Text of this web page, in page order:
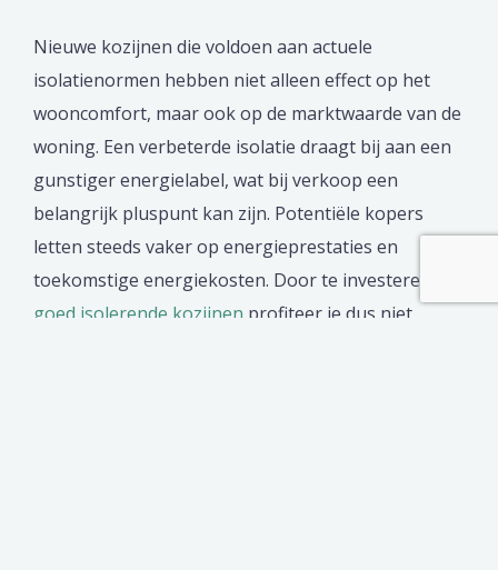
Nieuwe kozijnen die voldoen aan actuele
isolatienormen hebben niet alleen effect op het
wooncomfort, maar ook op de marktwaarde van de
woning. Een verbeterde isolatie draagt bij aan een
gunstiger energielabel, wat bij verkoop een
belangrijk pluspunt kan zijn. Potentiële kopers
letten steeds vaker op energieprestaties en
toekomstige energiekosten. Door te investeren in
goed isolerende kozijnen profiteer je dus niet